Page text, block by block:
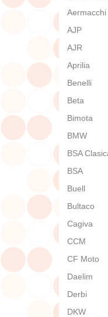
Aermacchi
AJP
AJR
Aprilia
Benelli
Beta
Bimota
BMW
BSA
BSA
Buell
Bultaco
Cagiva
CCM
CF Moto
Daelim
Derbi
DKW